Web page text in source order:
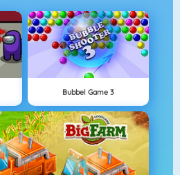
Bubbel Game 3